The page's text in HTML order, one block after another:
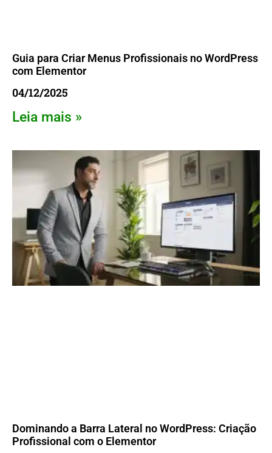
Guia para Criar Menus Profissionais no WordPress
com Elementor
04/12/2025
Leia mais »
Dominando a Barra Lateral no WordPress: Criação
Profissional com o Elementor